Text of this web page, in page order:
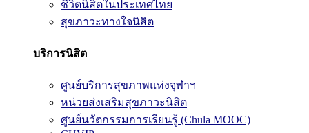
ชีวิตนิสิตในประเทศไทย
สุขภาวะทางใจนิสิต
บริการนิสิต
ศูนย์บริการสุขภาพแห่งจุฬาฯ
หน่วยส่งเสริมสุขภาวะนิสิต
ศูนย์นวัตกรรมการเรียนรู้ (Chula MOOC)